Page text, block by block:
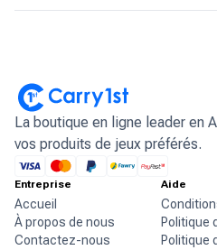
La boutique en ligne leader en
vos produits de jeux préférés.
Entreprise
Accueil
À propos de nous
Contactez-nous
Aide
Politique
Politique